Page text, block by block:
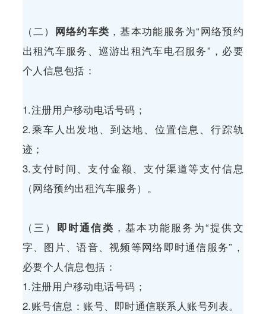
（二） 网络约车类 ，基本功能服务为“网络预约
出租汽车服务、巡游出租汽车电召服务”，必要
个人信息包括：
1.注册用户移动电话号码；
2.乘车人出发地、到达地、位置信息、行踪轨
迹；
3.支付时间、支付金额、支付渠道等支付信息
（网络预约出租汽车服务）。
（三） 即时通信类 ，基本功能服务为“提供文
字、图片、语音、视频等网络即时通信服务”，
必要个人信息包括：
1.注册用户移动电话号码；
2.账号信息：账号、即时通信联系人账号列表。